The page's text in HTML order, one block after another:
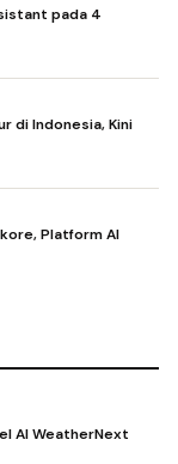
pada 4
di Indonesia, Kini
Platform AI
AI WeatherNext